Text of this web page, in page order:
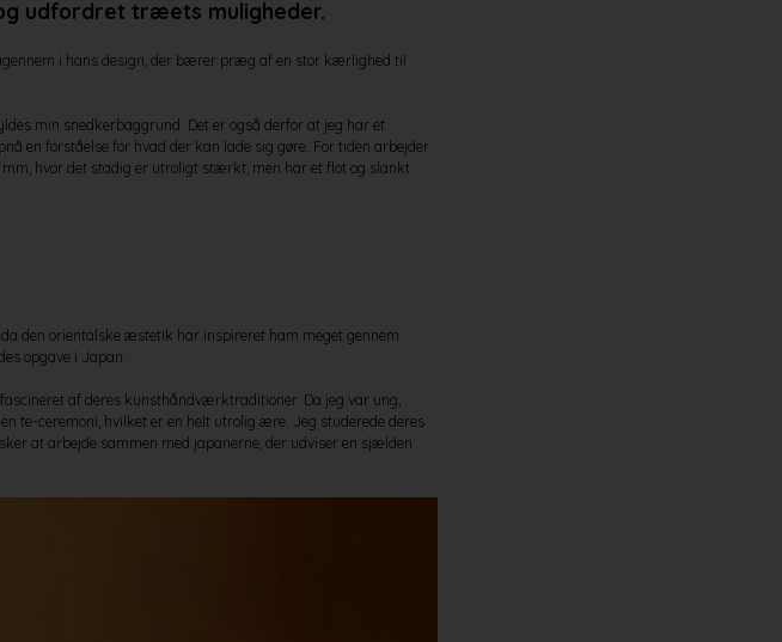
udfordret træets muligheder.
i hans design, der bærer præg af en stor kærlighed til
min snedkerbaggrund. Det er også derfor at jeg har et
en forståelse for hvad der kan lade sig gøre. For tiden arbejder
hvor det stadig er utroligt stærkt, men har et flot og slankt
den orientalske æstetik har inspireret ham meget gennem
opgave i Japan:
af deres kunsthåndværktraditioner. Da jeg var ung,
te-ceremoni, hvilket er en helt utrolig ære. Jeg studerede deres
at arbejde sammen med japanerne, der udviser en sjælden